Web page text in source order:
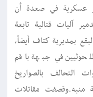
عسكرية في صعدة أن
آليات قتالية تابعة
بمديرية كتاف أيضاً،
في جبهة باقم
التحالف بالصواريخ
منبه.وقصفت مقاتلات